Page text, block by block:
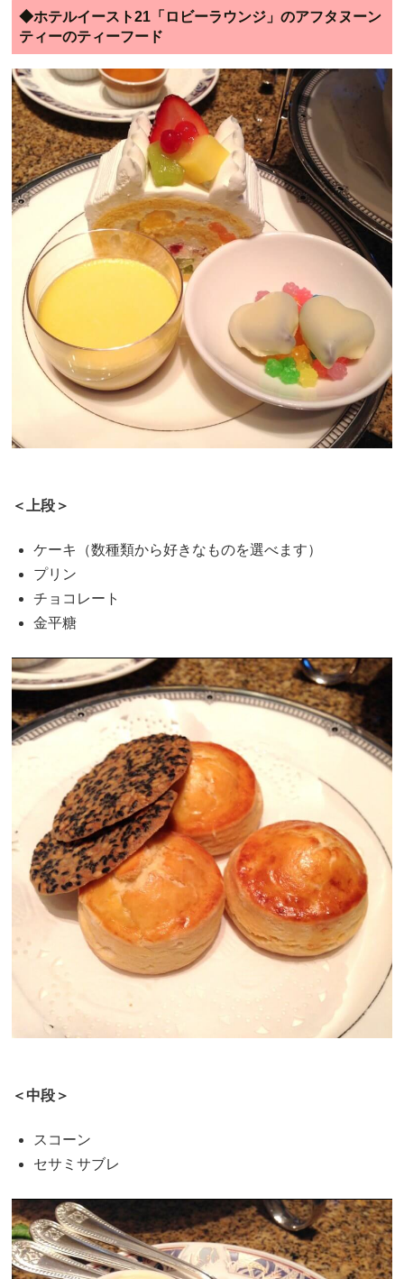
◆ホテルイースト21「ロビーラウンジ」のアフタヌーン
ティーのティーフード
＜上段＞
ケーキ（数種類から好きなものを選べます）
プリン
チョコレート
金平糖
＜中段＞
スコーン
セサミサブレ